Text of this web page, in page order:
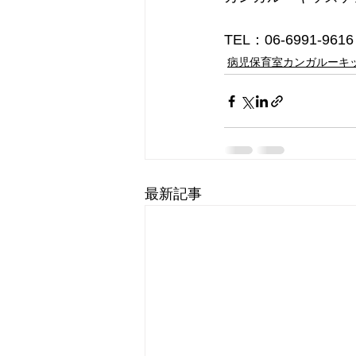
TEL：06-6991-9616
病児保育室カンガルーキ
最新記事